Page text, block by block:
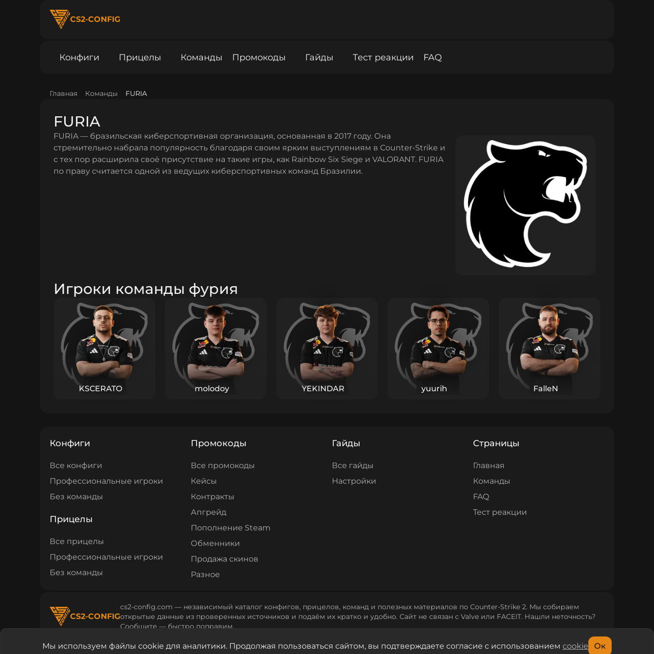
CS2-CONFIG
Конфиги Прицелы Команды Промокоды Гайды Тест реакции FAQ
Главная Команды FURIA
FURIA
FURIA — бразильская киберспортивная организация, основанная в 2017 году. Она
стремительно набрала популярность благодаря своим ярким выступлениям в Counter-Strike и
с тех пор расширила своё присутствие на такие игры, как Rainbow Six Siege и VALORANT. FURIA
по праву считается одной из ведущих киберспортивных команд Бразилии.
Игроки команды фурия
KSCERATO molodoy YEKINDAR yuurih FalleN
Конфиги
Все конфиги
Профессиональные игроки
Без команды
Прицелы
Все прицелы
Профессиональные игроки
Без команды
Промокоды
Все промокоды
Кейсы
Контракты
Апгрейд
Пополнение Steam
Обменники
Продажа скинов
Разное
Гайды
Все гайды
Настройки
Страницы
Главная
Команды
FAQ
Тест реакции
CS2-CONFIG
cs2-config.com — независимый каталог конфигов, прицелов, команд и полезных материалов по Counter‑Strike 2. Мы собираем
открытые данные из проверенных источников и подаём их кратко и удобно. Сайт не связан с Valve или FACEIT. Нашли неточность?
Сообщите — быстро поправим.
cs2-config.com © 2026Политика конфиденциальностиПользовательское соглашение
Мы используем файлы cookie для аналитики. Продолжая пользоваться сайтом, вы подтверждаете согласие с использованием cookie Ок